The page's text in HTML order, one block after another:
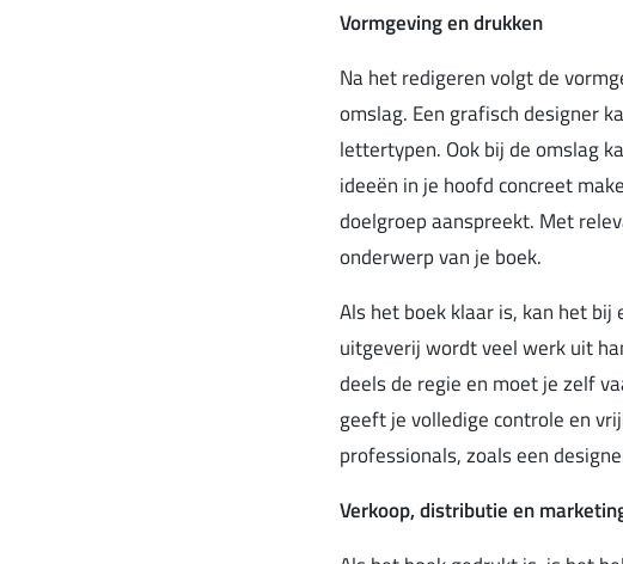
Vormgeving en drukken
Na het redigeren volgt de
omslag. Een grafisch designer
lettertypen. Ook bij de omslag
ideeën in je hoofd concreet
doelgroep aanspreekt. Met
onderwerp van je boek.
Als het boek klaar is, kan het
uitgeverij wordt veel werk uit
deels de regie en moet je zelf
geeft je volledige controle en
professionals, zoals een
Verkoop, distributie en